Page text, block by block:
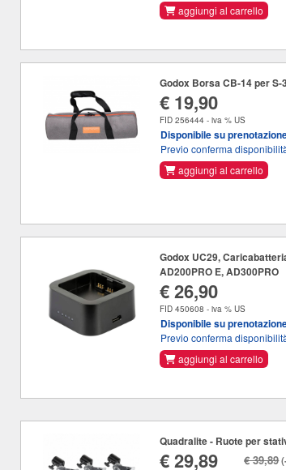
aggiungi al carrello
Godox Borsa CB-14 per S-
€ 19,90
FID 256444 - iva % US
Disponibile su
Previo conferma
aggiungi al carrello
Godox UC29,
AD200PRO E, AD300PRO
€ 26,90
FID 450608 - iva % US
Disponibile su
Previo conferma
aggiungi al carrello
Quadralite - Ruote
€ 29,89 € 39,89